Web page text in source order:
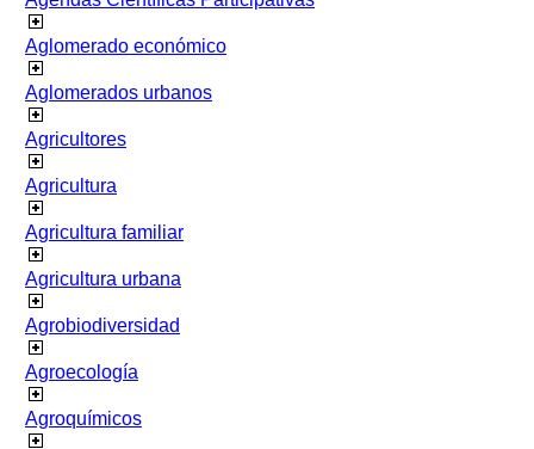
Aglomerado económico
Aglomerados urbanos
Agricultores
Agricultura
Agricultura familiar
Agricultura urbana
Agrobiodiversidad
Agroecología
Agroquímicos